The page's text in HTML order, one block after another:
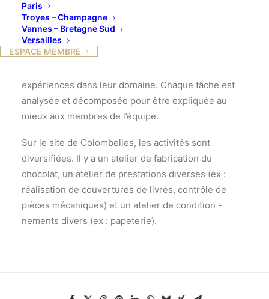
Paris
Troyes – Champagne
Vannes – Bretagne Sud
Versailles
ESPACE MEMBRE
et intellectuels dont la plupart ne pourraient pas
trouver d’emploi dans le monde « ordinaire ». Ici, ils
sont suivis, encadrés, ils travaillent et touchent une
rémunération. Les moniteurs qui forment et
expériences dans leur domaine. Chaque tâche est
analysée et décomposée pour être expliquée au
mieux aux membres de l’équipe.
Sur le site de Colombelles, les activités sont
diversifiées. Il y a un atelier de fabrication du
chocolat, un atelier de prestations diverses (ex :
réalisation de couvertures de livres, contrôle de
pièces mécaniques) et un atelier de condition -
nements divers (ex : papeterie).